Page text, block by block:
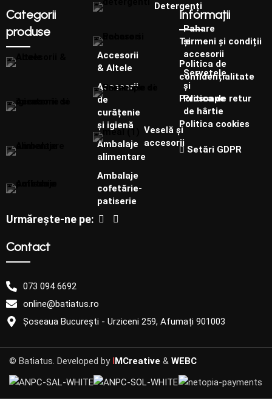
Categorii
produse
Accesorii
& Altele
Accesorii
de
curățenie
și igienă
Ambalaje
alimentare
Ambalaje
cofetărie-
patiserie
Detergenți
Pahare
și
accesorii
Șervețele
și
Prosoape
de hârtie
Veselă și
accesorii
Informații
Termeni și condiții
Politica de
confidențialitate
Politica de retur
Politica cookies
Setări GDPR
Urmărește-ne pe:
Contact
073 094 6692
online@batiatus.ro
Șoseaua București - Urziceni 259, Afumați 901003
© Batiatus. Developed by IMCreative & WEBC
Produs
comandă
Acest
produs este